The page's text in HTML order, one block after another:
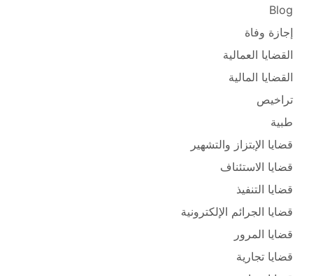
Blog
إجازة وفاة
القضايا العمالية
القضايا المالية
تراخيص
طبية
قضايا الإبتزاز والتشهير
قضايا الاستئناف
قضايا التنفيذ
قضايا الجرائم الإلكترونية
قضايا المرور
قضايا تجارية